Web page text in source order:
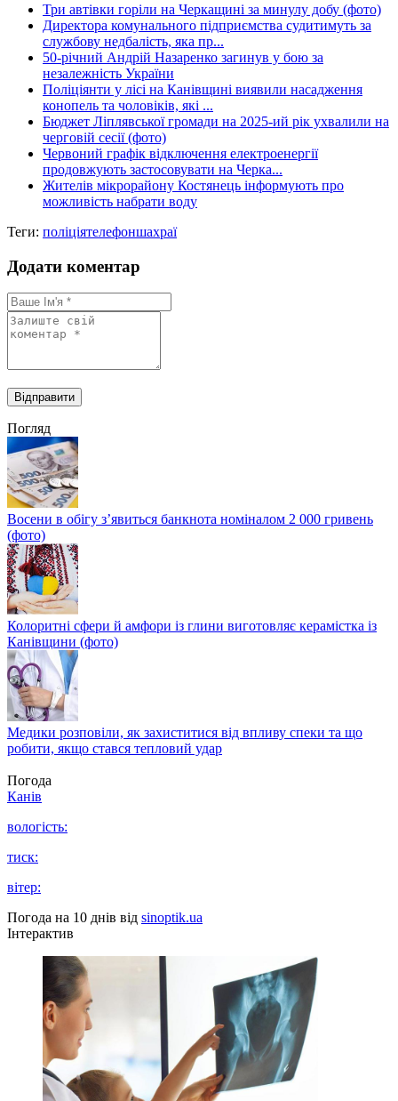
Три автівки горіли на Черкащині за минулу добу (фото)
Директора комунального підприємства судитимуть за
службову недбалість, яка пр...
50-річний Андрій Назаренко загинув у бою за
незалежність України
Поліціянти у лісі на Канівщині виявили насадження
конопель та чоловіків, які ...
Бюджет Ліплявської громади на 2025-ий рік ухвалили на
черговій сесії (фото)
Червоний графік відключення електроенергії
продовжують застосовувати на Черка...
Жителів мікрорайону Костянець інформують про
можливість набрати воду
Теги: поліціятелефоншахраї
Додати коментар
Погляд
Восени в обігу з’явиться банкнота номіналом 2 000 гривень
(фото)
Колоритні сфери й амфори із глини виготовляє керамістка із
Канівщини (фото)
Медики розповіли, як захиститися від впливу спеки та що
робити, якщо стався тепловий удар
Погода
Канів
вологість:
тиск:
вітер:
Погода на 10 днів від sinoptik.ua
Інтерактив